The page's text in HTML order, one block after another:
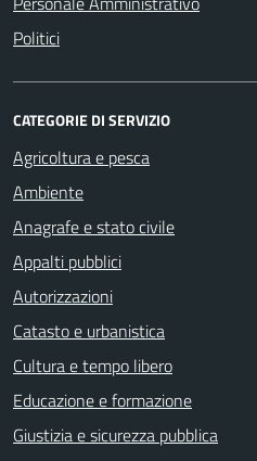
Politici
CATEGORIE DI SERVIZIO
Agricoltura e pesca
Ambiente
Anagrafe e stato civile
Appalti pubblici
Autorizzazioni
Catasto e urbanistica
Cultura e tempo libero
Educazione e formazione
Giustizia e sicurezza pubblica